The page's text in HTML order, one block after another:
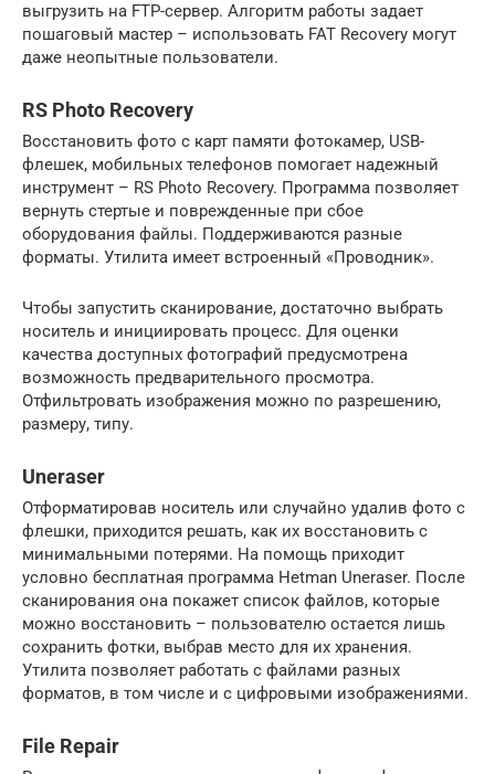
выгрузить на FTP-сервер. Алгоритм работы задает
пошаговый мастер – использовать FAT Recovery могут
даже неопытные пользователи.
RS Photo Recovery
Восстановить фото с карт памяти фотокамер, USB-
флешек, мобильных телефонов помогает надежный
инструмент – RS Photo Recovery. Программа позволяет
вернуть стертые и поврежденные при сбое
оборудования файлы. Поддерживаются разные
форматы. Утилита имеет встроенный «Проводник».
Чтобы запустить сканирование, достаточно выбрать
носитель и инициировать процесс. Для оценки
качества доступных фотографий предусмотрена
возможность предварительного просмотра.
Отфильтровать изображения можно по разрешению,
размеру, типу.
Uneraser
Отформатировав носитель или случайно удалив фото с
флешки, приходится решать, как их восстановить с
минимальными потерями. На помощь приходит
условно бесплатная программа Hetman Uneraser. После
сканирования она покажет список файлов, которые
можно восстановить – пользователю остается лишь
сохранить фотки, выбрав место для их хранения.
Утилита позволяет работать с файлами разных
форматов, в том числе и с цифровыми изображениями.
File Repair